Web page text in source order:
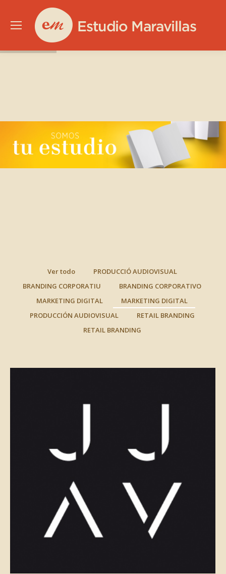
Ver todo
PRODUCCIÓ AUDIOVISUAL
BRANDING CORPORATIU
BRANDING CORPORATIVO
MARKETING DIGITAL
MARKETING DIGITAL
PRODUCCIÓN AUDIOVISUAL
RETAIL BRANDING
RETAIL BRANDING